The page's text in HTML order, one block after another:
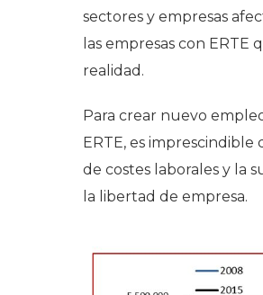
sectores y empresas
las empresas con
realidad.
Para crear nuevo
ERTE, es
de costes laborales y la
la libertad de empresa.